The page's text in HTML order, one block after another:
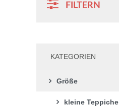
FILTERN
KATEGORIEN
Größe
kleine Teppiche